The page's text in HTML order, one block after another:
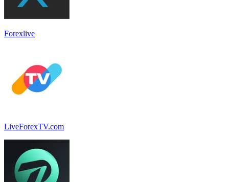
Forexlive
LiveForexTV.com